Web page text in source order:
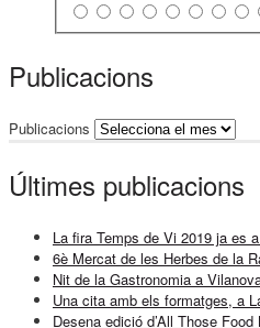
Publicacions
Publicacions
Últimes publicacions
La fira Temps de Vi 2019 ja es
6è Mercat de les Herbes de la
Nit de la Gastronomia a
Una cita amb els formatges, a
Desena edició d’All Those